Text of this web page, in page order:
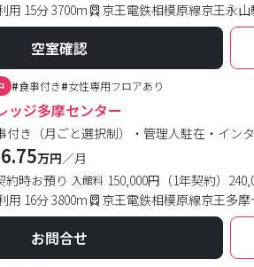
用 15分 3700m
京王電鉄相模原線京王永山
空室確認
#食事付き#女性専用フロアあり
ッジ多摩センター
付き（月ごと選択制）・管理人駐在・イ
6.75万円／月
約時お預り 入館料 150,000円（1年契約）
用 16分 3800m
京王電鉄相模原線京王多
お問合せ